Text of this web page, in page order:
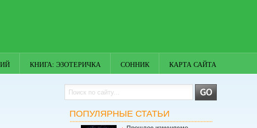
КНИГА: ЭЗОТЕРИЧКА СОННИК КАРТА САЙТА
ПОПУЛЯРНЫЕ СТАТЬИ